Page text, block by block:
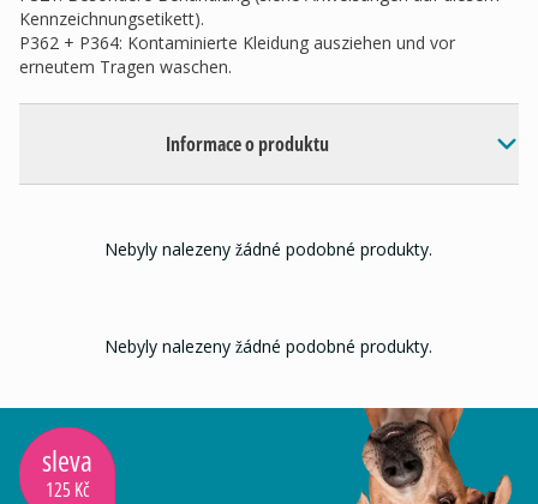
Kennzeichnungsetikett).
P362 + P364: Kontaminierte Kleidung ausziehen und vor
erneutem Tragen waschen.
Informace o produktu
Nebyly nalezeny žádné podobné produkty.
Nebyly nalezeny žádné podobné produkty.
sleva
125 Kč